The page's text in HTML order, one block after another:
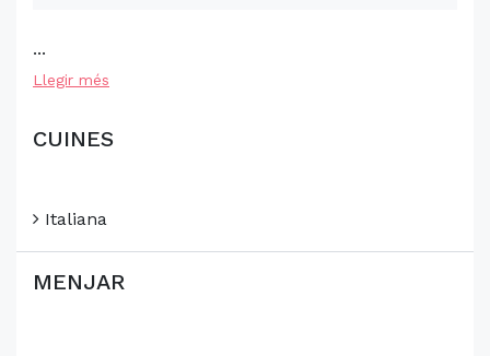
...
Llegir més
CUINES
Italiana
MENJAR